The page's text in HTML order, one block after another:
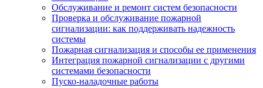
Обслуживание и ремонт систем безопасности
Проверка и обслуживание пожарной
сигнализации: как поддерживать надежность
системы
Пожарная сигнализация и способы ее применения
Интеграция пожарной сигнализации с другими
системами безопасности
Пуско-наладочные работы